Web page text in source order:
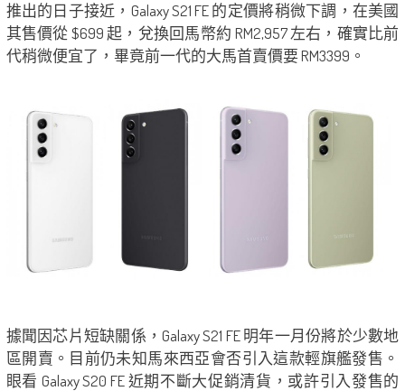
推出的日子接近，Galaxy S21 FE 的定價將稍微下調，在美國
其售價從 $699 起，兌換回馬幣約 RM2,957 左右，確實比前
代稍微便宜了，畢竟前一代的大馬首賣價要 RM3399。
據聞因芯片短缺關係，Galaxy S21 FE 明年一月份將於少數地
區開賣。目前仍未知馬來西亞會否引入這款輕旗艦發售。
眼看 Galaxy S20 FE 近期不斷大促銷清貨，或許引入發售的